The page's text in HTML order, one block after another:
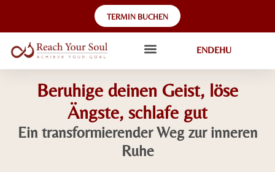
TERMIN BUCHEN
ENDEHU
Beruhige deinen Geist, löse
Ängste, schlafe gut
Ein transformierender Weg zur inneren
Ruhe